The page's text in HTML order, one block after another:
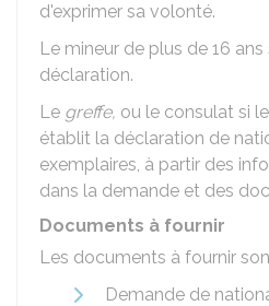
d'exprimer sa volonté.
Le mineur de plus de 16
déclaration.
Le greffe, ou le consulat si
établit la déclaration de
exemplaires, à partir des
dans la demande et des
Documents à fournir
Les documents à fournir
Demande de